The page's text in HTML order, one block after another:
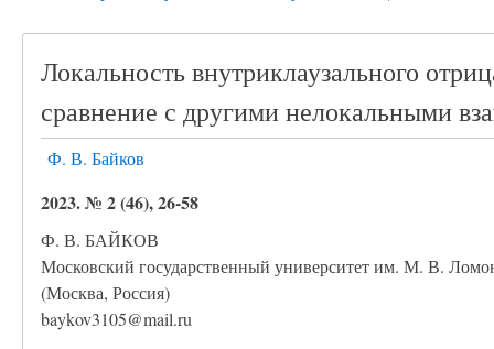
Локальность внутриклаузального
сравнение с другими нелокальными
Ф. В. Байков
2023. № 2 (46), 26-58
Ф. В. БАЙКОВ
Московский государственный университет им. М. В.
(Москва, Россия)
baykov3105@mail.ru